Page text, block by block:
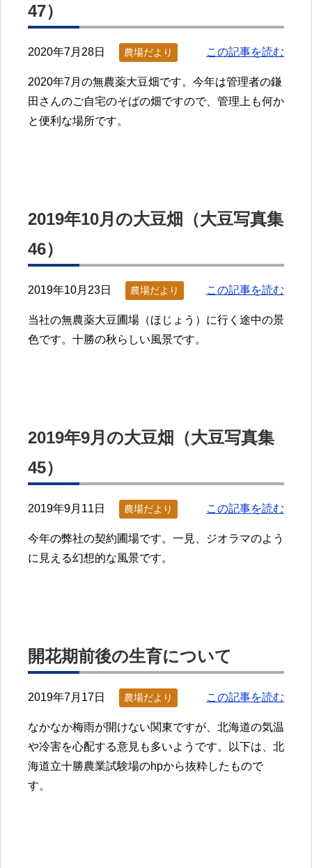
47）
2020年7月28日 農場だより この記事を読む
2020年7月の無農薬大豆畑です。今年は管理者の鎌
田さんのご自宅のそばの畑ですので、管理上も何か
と便利な場所です。
2019年10月の大豆畑（大豆写真集
46）
2019年10月23日 農場だより この記事を読む
当社の無農薬大豆圃場（ほじょう）に行く途中の景
色です。十勝の秋らしい風景です。
2019年9月の大豆畑（大豆写真集
45）
2019年9月11日 農場だより この記事を読む
今年の弊社の契約圃場です。一見、ジオラマのよう
に見える幻想的な風景です。
開花期前後の生育について
2019年7月17日 農場だより この記事を読む
なかなか梅雨が開けない関東ですが、北海道の気温
や冷害を心配する意見も多いようです。以下は、北
海道立十勝農業試験場のhpから抜粋したもので
す。